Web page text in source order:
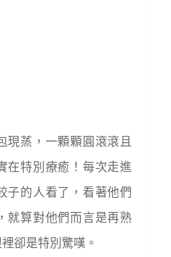
現蒸，一顆顆圓滾滾且
在特別療癒！每次走進
子的人看了，看著他們
就算對他們而言是再熟
卻是特別驚嘆。